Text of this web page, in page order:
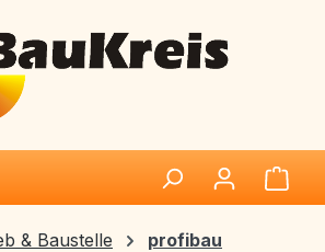
& Baustelle profibau